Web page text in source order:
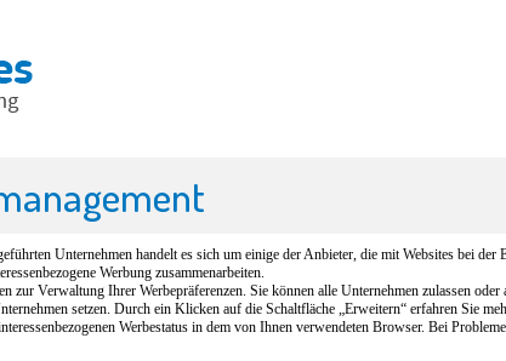
Unternehmen handelt es sich um einige der Anbieter, die mit Websites bei der
Werbung zusammenarbeiten.
zur Verwaltung Ihrer Werbepräferenzen. Sie können alle Unternehmen zulassen oder
setzen. Durch ein Klicken auf die Schaltfläche „Erweitern“ erfahren Sie
Werbestatus in dem von Ihnen verwendeten Browser. Bei